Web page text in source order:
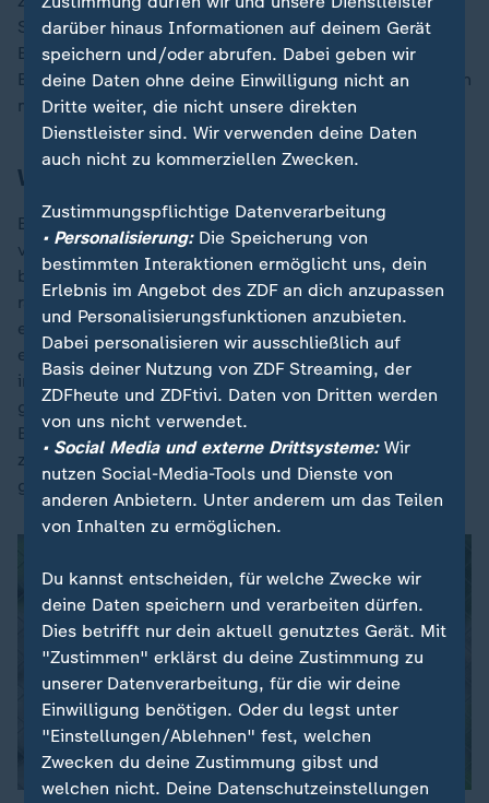
Schmerzen gar nicht mehr gehen, wie das FLI,
Bundesforschungsinstitut für Tiergesundheit, erläutert.
Bei Schafen und Ziegen verläuft die Infektion hingegen
meist unauffällig.
Was passiert nun?
Entscheidend ist dem FLI zufolge die frühe Erkennung
von Infektionen - "da sich die Seuche ansonsten
bereits so weit ausgebreitet haben kann, dass eine
rasche Eindämmung nicht mehr möglich ist". Im Falle
eines Nachweises werden strenge Maßnahmen
ergriffen: Ist in einem Betrieb auch nur ein Tier
infiziert, wird vorsorglich der gesamte Bestand
getötet, wie es beim FLI heißt. Auch Klauentiere in
Betrieben der näheren Umgebung werden demnach
zumeist getötet, Ställe, Fahrzeuge und Geräte
gründlich desinfiziert.
darüber hinaus Informationen auf deinem Gerät
speichern und/oder abrufen. Dabei geben wir
deine Daten ohne deine Einwilligung nicht an
Dritte weiter, die nicht unsere direkten
Dienstleister sind. Wir verwenden deine Daten
auch nicht zu kommerziellen Zwecken.
Zustimmungspflichtige Datenverarbeitung
• Personalisierung:Die Speicherung von
bestimmten Interaktionen ermöglicht uns, dein
Erlebnis im Angebot des ZDF an dich anzupassen
und Personalisierungsfunktionen anzubieten.
Dabei personalisieren wir ausschließlich auf
Basis deiner Nutzung von ZDF Streaming, der
ZDFheute und ZDFtivi. Daten von Dritten werden
von uns nicht verwendet.
• Social Media und externe Drittsysteme:Wir
nutzen Social-Media-Tools und Dienste von
anderen Anbietern. Unter anderem um das Teilen
von Inhalten zu ermöglichen.
Du kannst entscheiden, für welche Zwecke wir
deine Daten speichern und verarbeiten dürfen.
Dies betrifft nur dein aktuell genutztes Gerät. Mit
"Zustimmen" erklärst du deine Zustimmung zu
unserer Datenverarbeitung, für die wir deine
Einwilligung benötigen. Oder du legst unter
"Einstellungen/Ablehnen" fest, welchen
Zwecken du deine Zustimmung gibst und
welchen nicht. Deine Datenschutzeinstellungen